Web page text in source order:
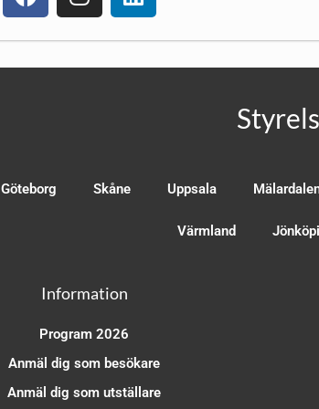
Göteborg Skåne Uppsala
Värmland
Information
Program 2026
Anmäl dig som besökare
Anmäl dig som utställare